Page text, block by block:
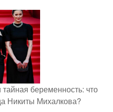
беременность: что
Никиты Михалкова?